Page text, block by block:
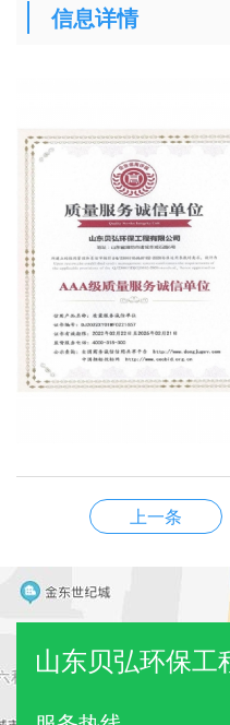
信息详情
上一条
山东贝弘环保工